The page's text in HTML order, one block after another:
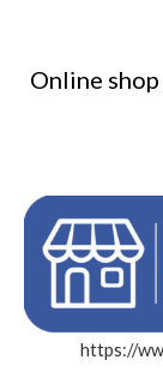
Online
https://